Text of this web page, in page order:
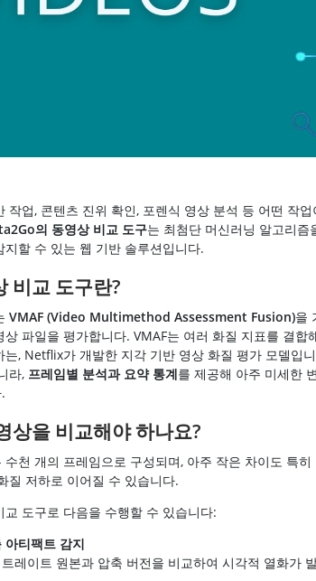
작업, 콘텐츠 진위 확인, 포렌식 영상 분석 등 어떤 작
의 동영상 비교 도구는 최첨단 머신러닝 알고리즘
지할 수 있는 웹 기반 솔루션입니다.
비교 도구란?
VMAF (Video Multimethod Assessment Fusion)을
상 파일을 평가합니다. VMAF는 여러 화질 지표를 결합
는, Netflix가 개발한 지각 기반 영상 화질 평가 모델입
라, 프레임별 분석과 요약 통계를 제공해 아주 미세한
상을 비교해야 하나요?
수천 개의 프레임으로 구성되며, 아주 작은 차이도 특
질 저하로 이어질 수 있습니다.
교 도구로 다음을 수행할 수 있습니다:
아티팩트 감지
레이트 원본과 압축 버전을 비교하여 시각적 열화가